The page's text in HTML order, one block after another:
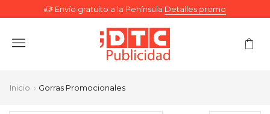
Envío gratuito a la Península Detalles promo
Menu
Inicio Gorras Promocionales